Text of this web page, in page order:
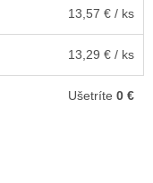
13,57 € / ks
13,29 € / ks
Ušetríte 0 €